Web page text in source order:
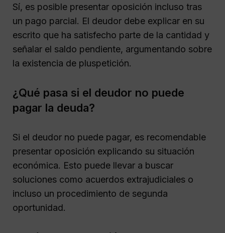
Sí, es posible presentar oposición incluso tras
un pago parcial. El deudor debe explicar en su
escrito que ha satisfecho parte de la cantidad y
señalar el saldo pendiente, argumentando sobre
la existencia de pluspetición.
¿Qué pasa si el deudor no puede
pagar la deuda?
Si el deudor no puede pagar, es recomendable
presentar oposición explicando su situación
económica. Esto puede llevar a buscar
soluciones como acuerdos extrajudiciales o
incluso un procedimiento de segunda
oportunidad.